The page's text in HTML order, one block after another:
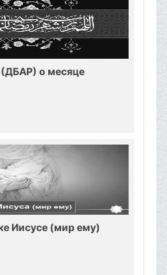
(ДБАР) о месяце
Иисусе (мир ему)